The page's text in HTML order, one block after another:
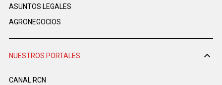
ASUNTOS LEGALES
AGRONEGOCIOS
NUESTROS PORTALES
CANAL RCN